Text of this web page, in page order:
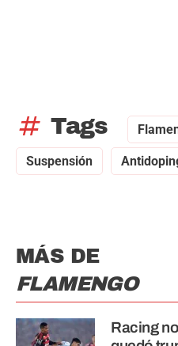
tag Tags
Suspensión
MÁS DE
FLAMENGO
Racing